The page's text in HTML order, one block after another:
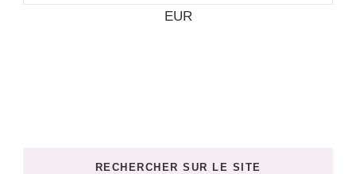
EUR
RECHERCHER SUR LE SITE